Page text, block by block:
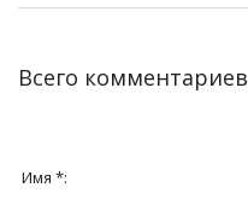
Всего комментариев
Имя *: